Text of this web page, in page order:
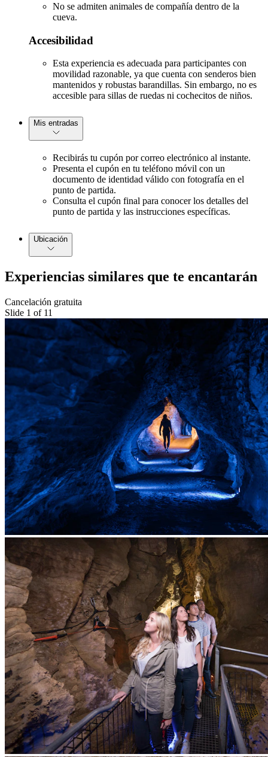
No se admiten animales de compañía dentro de la
cueva.
Accesibilidad
Esta experiencia es adecuada para participantes con
movilidad razonable, ya que cuenta con senderos bien
mantenidos y robustas barandillas. Sin embargo, no es
accesible para sillas de ruedas ni cochecitos de niños.
Mis entradas
Recibirás tu cupón por correo electrónico al instante.
Presenta el cupón en tu teléfono móvil con un
documento de identidad válido con fotografía en el
punto de partida.
Consulta el cupón final para conocer los detalles del
punto de partida y las instrucciones específicas.
Ubicación
Experiencias similares que te encantarán
Cancelación gratuita
Slide 1 of 11